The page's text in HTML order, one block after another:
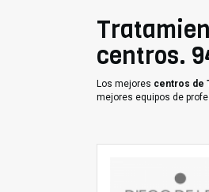
centros.
Los mejores centros de
mejores equipos de